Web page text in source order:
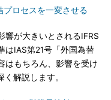
ロセスを一変させる
が大きいとされるIFRS
はIAS第21号「外国為替
はもちろん、影響を受け
解説します。